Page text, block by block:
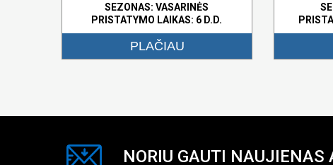
SEZONAS: VASARINĖS
PRISTATYMO LAIKAS: 6 D.D.
PLAČIAU
NORIU GAUTI NAUJIENAS